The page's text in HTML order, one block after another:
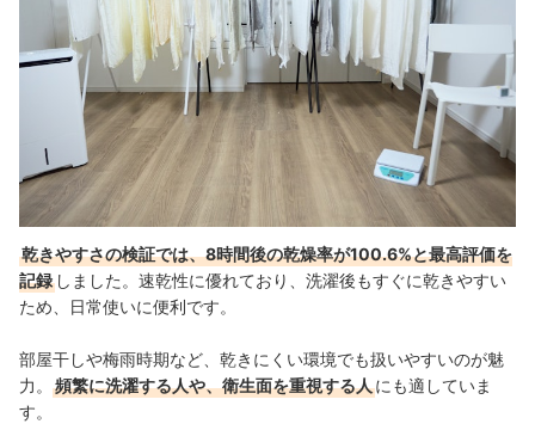
乾きやすさの検証では、8時間後の乾燥率が100.6%と最高評価を
記録 しました。速乾性に優れており、洗濯後もすぐに乾きやすい
ため、日常使いに便利です。
部屋干しや梅雨時期など、乾きにくい環境でも扱いやすいのが魅
力。
頻繁に洗濯する人や、衛生面を重視する人にも適していま
す。